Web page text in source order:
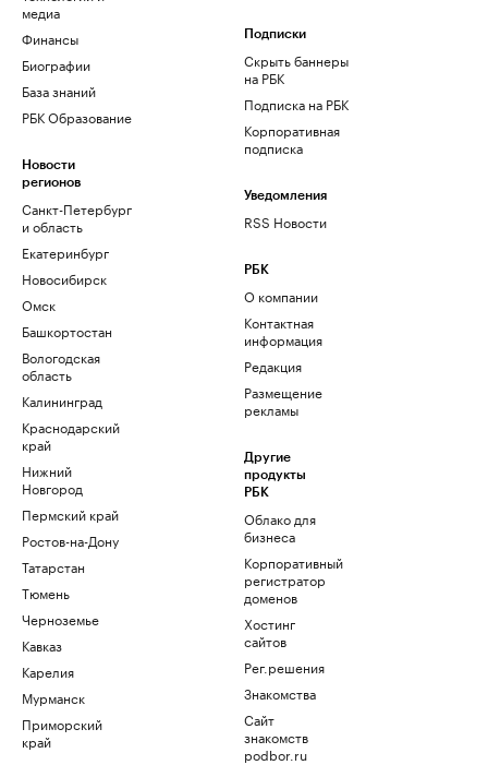
медиа
Финансы
Биографии
База знаний
РБК Образование
Новости
регионов
Санкт-Петербург
и область
Екатеринбург
Новосибирск
Омск
Башкортостан
Вологодская
область
Калининград
Краснодарский
край
Нижний
Новгород
Пермский край
Ростов-на-Дону
Татарстан
Тюмень
Черноземье
Кавказ
Карелия
Мурманск
Приморский
край
Подписки
Скрыть баннеры
на РБК
Подписка на РБК
Корпоративная
подписка
Уведомления
RSS Новости
РБК
О компании
Контактная
информация
Редакция
Размещение
рекламы
Другие
продукты
РБК
Облако для
бизнеса
Корпоративный
регистратор
доменов
Хостинг
сайтов
Рег.решения
Знакомства
Сайт
знакомств
podbor.ru